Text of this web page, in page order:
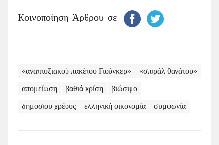
Κοινοποίηση Άρθρου σε
«αναπτυξιακού πακέτου Γιούνκερ» «σπιράλ θανάτου»
απομείωση βαθιά κρίση βιώσιμο
δημοσίου χρέους ελληνική οικονομία συμφωνία